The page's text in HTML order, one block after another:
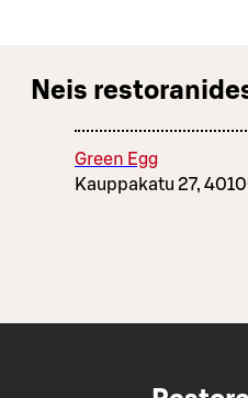
Neis
Green Egg
Kauppakatu 27,